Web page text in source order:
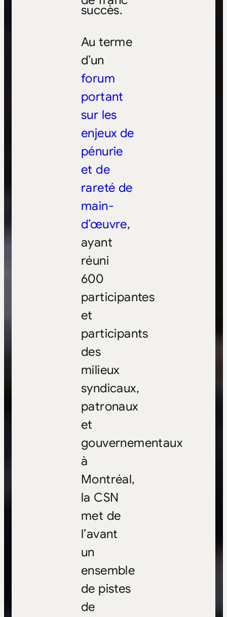
succès.
Au terme
d’un
forum
portant
sur les
enjeux de
pénurie
et de
rareté de
main-
d’œuvre,
ayant
réuni
600
participantes
et
participants
des
milieux
syndicaux,
patronaux
et
gouvernementaux
à
Montréal,
la CSN
met de
l’avant
un
ensemble
de pistes
de